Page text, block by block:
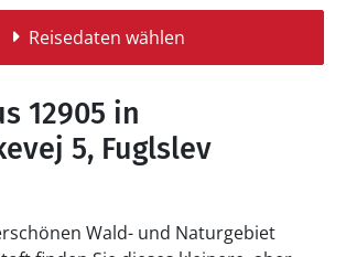
Reisedaten wählen
12905 in
5, Fuglslev
Wald- und Naturgebiet